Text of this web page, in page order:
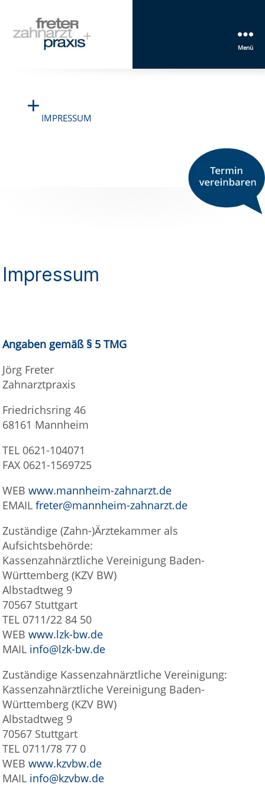
Menü
+ IMPRESSUM
Impressum
Angaben gemäß § 5 TMG
Jörg Freter
Zahnarztpraxis
Friedrichsring 46
68161 Mannheim
TEL 0621-104071
FAX 0621-1569725
WEBwww.mannheim-zahnarzt.de
EMAILfreter@mannheim-zahnarzt.de
Zuständige (Zahn-)Ärztekammer als
Aufsichtsbehörde:
Kassenzahnärztliche Vereinigung Baden-
Württemberg (KZV BW)
Albstadtweg 9
70567 Stuttgart
TEL 0711/22 84 50
WEBwww.lzk-bw.de
MAIL info@lzk-bw.de
Zuständige Kassenzahnärztliche Vereinigung:
Kassenzahnärztliche Vereinigung Baden-
Württemberg (KZV BW)
Albstadtweg 9
70567 Stuttgart
TEL 0711/78 77 0
WEBwww.kzvbw.de
MAIL info@kzvbw.de